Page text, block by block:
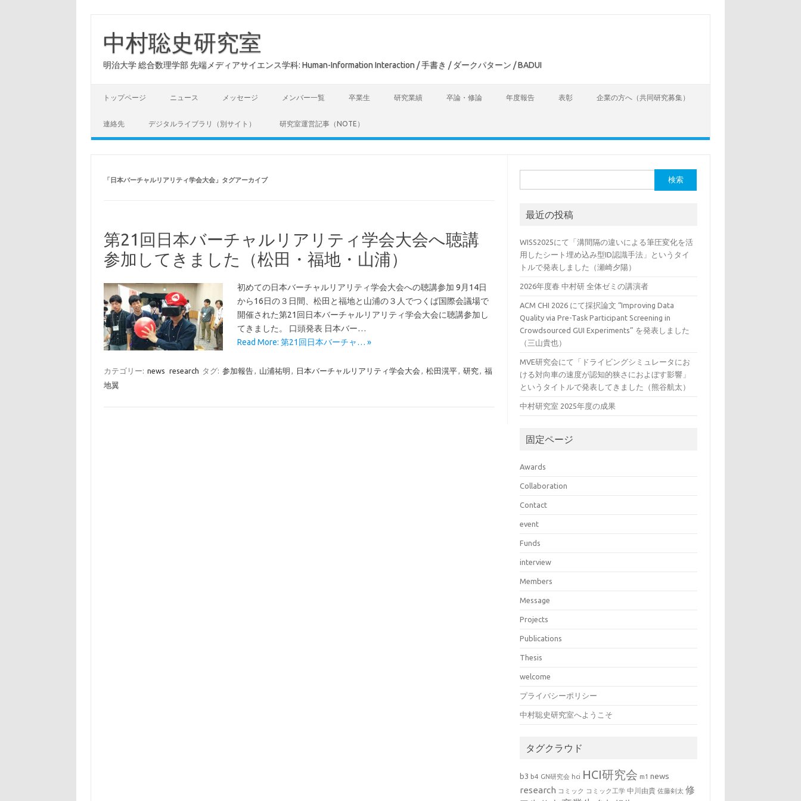
中村聡史研究室
明治大学 総合数理学部 先端メディアサイエンス学科: Human-Information Interaction / 手書き / ダークパターン / BADUI
トップページ ニュース メッセージ メンバー一覧 卒業生 研究業績 卒論・修論 年度報告 表彰 企業の方へ（共同研究募集）
連絡先 デジタルライブラリ（別サイト） 研究室運営記事（NOTE）
「日本バーチャルリアリティ学会大会」タグアーカイブ
第21回日本バーチャルリアリティ学会大会へ聴講
参加してきました（松田・福地・山浦）
初めての日本バーチャルリアリティ学会大会への聴講参加 9月14日
から16日の３日間、松田と福地と山浦の３人でつくば国際会議場で
開催された第21回日本バーチャルリアリティ学会大会に聴講参加し
てきました。 口頭発表 日本バー…
Read More: 第21回日本バーチャ… »
カテゴリー: news research タグ: 参加報告, 山浦祐明 , 日本バーチャルリアリティ学会大会 , 松田滉平, 研究, 福
地翼
索:
最近の投稿
WISS2025にて「溝間隔の違いによる筆圧変化を活
用したシート埋め込み型ID認識手法」というタイ
トルで発表しました（瀬崎夕陽）
2026年度春 中村研 全体ゼミの講演者
ACM CHI 2026 にて採択論文 “Improving Data
Quality via Pre-Task Participant Screening in
Crowdsourced GUI Experiments” を発表しました
（三山貴也）
MVE研究会にて「ドライビングシミュレータにお
ける対向車の速度が認知的狭さにおよぼす影響」
というタイトルで発表してきました（熊谷航太）
中村研究室 2025年度の成果
固定ページ
Awards
Collaboration
Contact
event
Funds
interview
Members
Message
Projects
Publications
Thesis
welcome
プライバシーポリシー
中村聡史研究室へようこそ
タグクラウド
b3 b4 GN研究会 hci HCI研究会 m1 news
research コミック コミック工学 中川由貴 佐藤剣太 修